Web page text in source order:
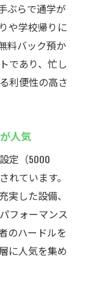
ぶらでOK
しやすい
境が魅力
ール
者サポート
学べる
ルアップ
きる環境
ト可能
者向け施設
体験
問わず快適
ぶらで通学が
や学校帰りに
料バック預か
であり、忙し
利便性の高さ
人気
定（5000
ています。
実した設備、
フォーマンス
のハードルを
に人気を集め